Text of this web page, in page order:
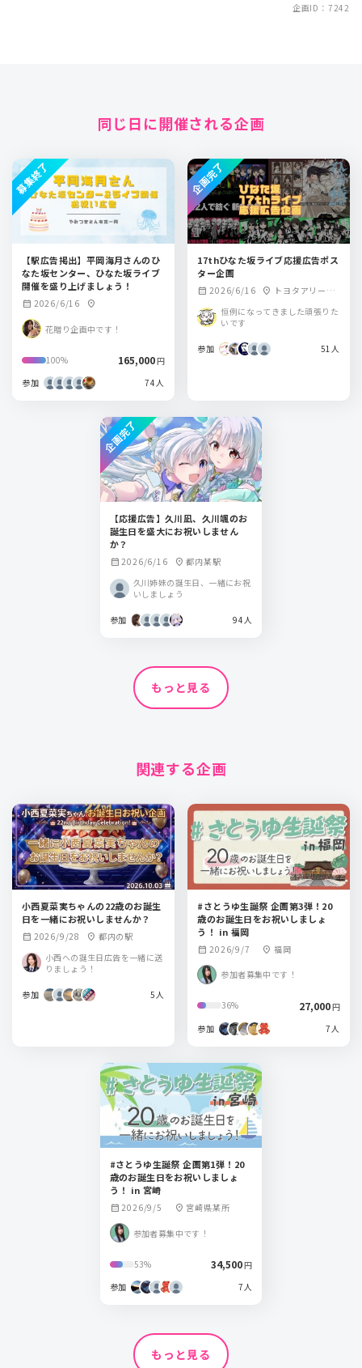
企画ID：7242
同じ日に開催される企画
【駅広告掲出】平岡海月さんのひ
なた坂センター、ひなた坂ライブ
開催を盛り上げましょう！
calendar_month 2026/6/16 location_on
花贈り企画中です！
100% 165,000円
参加
74人
募集終了
17thひなた坂ライブ応援広告ポス
ター企画
calendar_month 2026/6/16 location_on トヨタアリーナ
恒例になってきました頑張りた
いです
参加 51人
企画完了
【応援広告】久川凪、久川颯のお
誕生日を盛大にお祝いしません
か？
calendar_month 2026/6/16 location_on 都内某駅
久川姉妹の誕生日、一緒にお祝
いしましょう
参加 94人
企画完了
もっと見る
関連する企画
小西夏菜実ちゃんの22歳のお誕生
日を一緒にお祝いしませんか？
calendar_month 2026/9/28 location_on 都内の駅
小西への誕生日広告を一緒に送
りましょう！
参加 5人
#さとうゆ生誕祭 企画第3弾！20
歳のお誕生日をお祝いしましょ
う！ in 福岡
calendar_month 2026/9/7 location_on 福岡
参加者募集中です！
36% 27,000円
参加
7人
#さとうゆ生誕祭 企画第1弾！20
歳のお誕生日をお祝いしましょ
う！ in 宮崎
calendar_month 2026/9/5 location_on 宮崎県某所
参加者募集中です！
53% 34,500円
参加
7人
もっと見る